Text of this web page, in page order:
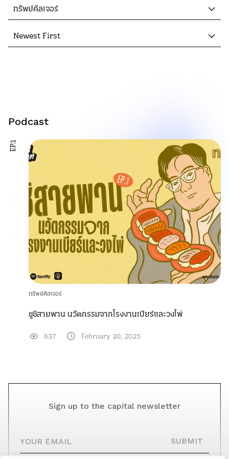
ทรัพย์คัลเจอร์
Newest First
Podcast
ทรัพย์คัลเจอร์
ซูชิสายพาน นวัตกรรมจากโรงงานเบียร์และวงไพ่
EP.1
637 February 20, 2025
Sign up to the capital newsletter
SUBMIT